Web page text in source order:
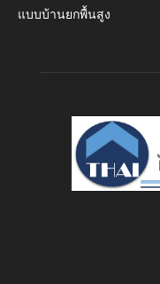
แบบบ้านยกพื้นสูง